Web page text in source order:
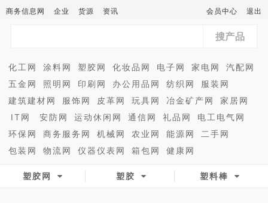
商务信息网 企业 货源 资讯 会员中心 退出
搜产品
化工网 涂料网 塑胶网 化妆品网 电子网 家电网
汽配网
五金网
照明网 印刷网 办公用品网 纺织网
服装网
建筑建材网
服饰网 皮革网 玩具网 冶金矿产网
家居网
IT网
安防网 运动休闲网 通信网 礼品网
电工电气网
环保网
商务服务网 机械网 农业网 能源网
二手网
包装网
物流网 仪器仪表网 箱包网 健康网
塑胶网 塑胶 塑料棒